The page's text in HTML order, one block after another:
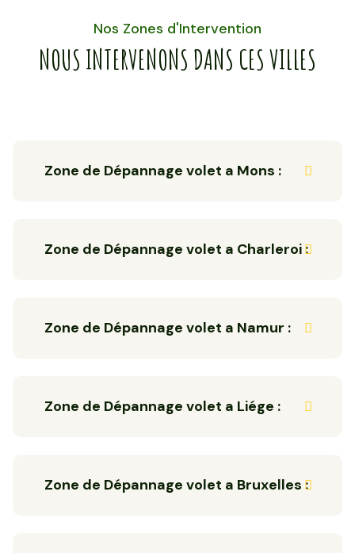
Nos Zones d'Intervention
NOUS INTERVENONS DANS CES VILLES
Zone de Dépannage volet a Mons :
Zone de Dépannage volet a Charleroi :
Zone de Dépannage volet a Namur :
Zone de Dépannage volet a Liége :
Zone de Dépannage volet a Bruxelles :